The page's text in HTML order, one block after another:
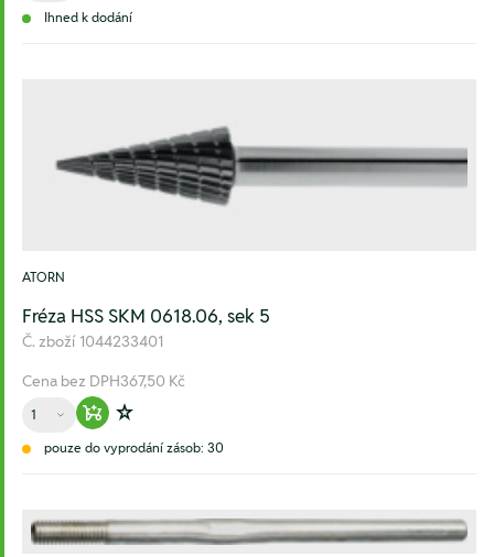
Ihned k dodání
ATORN
Fréza HSS SKM 0618.06, sek 5
Č. zboží 1044233401
Cena bez DPH367,50 Kč
Množství
Warenkorb hinzufügen
Zur Wunschliste hinzufügen
pouze do vyprodání zásob: 30